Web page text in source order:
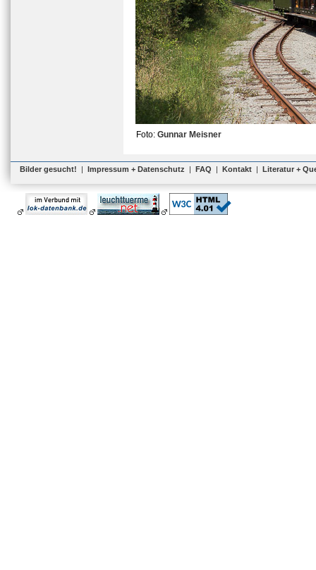
Foto: Gunnar Meisner
Bilder gesucht! | Impressum + Datenschutz | FAQ | Kontakt | Literatur +